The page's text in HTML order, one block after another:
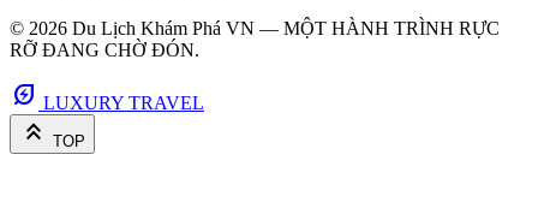
© 2026 Du Lịch Khám Phá VN — MỘT HÀNH TRÌNH RỰC
RỠ ĐANG CHỜ ĐÓN.
energy_savings_leaf LUXURY TRAVEL
keyboard_double_arrow_up TOP